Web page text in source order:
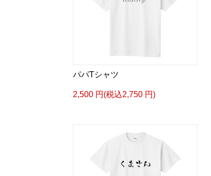
パパTシャツ
2,500 円(税込2,750 円)